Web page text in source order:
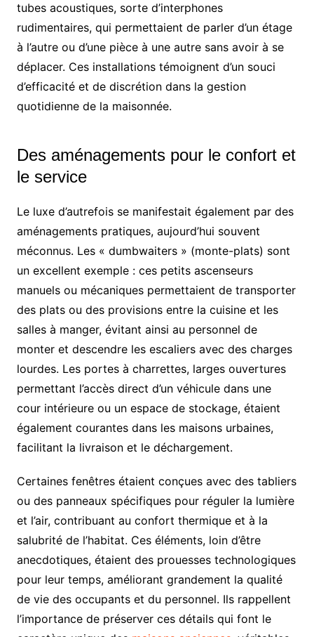
tubes acoustiques, sorte d’interphones
rudimentaires, qui permettaient de parler d’un étage
à l’autre ou d’une pièce à une autre sans avoir à se
déplacer. Ces installations témoignent d’un souci
d’efficacité et de discrétion dans la gestion
quotidienne de la maisonnée.
Des aménagements pour le confort et
le service
Le luxe d’autrefois se manifestait également par des
aménagements pratiques, aujourd’hui souvent
méconnus. Les « dumbwaiters » (monte-plats) sont
un excellent exemple : ces petits ascenseurs
manuels ou mécaniques permettaient de transporter
des plats ou des provisions entre la cuisine et les
salles à manger, évitant ainsi au personnel de
monter et descendre les escaliers avec des charges
lourdes. Les portes à charrettes, larges ouvertures
permettant l’accès direct d’un véhicule dans une
cour intérieure ou un espace de stockage, étaient
également courantes dans les maisons urbaines,
facilitant la livraison et le déchargement.
Certaines fenêtres étaient conçues avec des tabliers
ou des panneaux spécifiques pour réguler la lumière
et l’air, contribuant au confort thermique et à la
salubrité de l’habitat. Ces éléments, loin d’être
anecdotiques, étaient des prouesses technologiques
pour leur temps, améliorant grandement la qualité
de vie des occupants et du personnel. Ils rappellent
l’importance de préserver ces détails qui font le